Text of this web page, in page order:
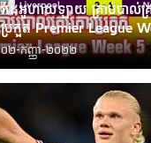
វីដេអូហាយឡាយ គ្រាប់បាល់គ្
ប្រកួត Premier League
០២-កញ្ញា-២០២២